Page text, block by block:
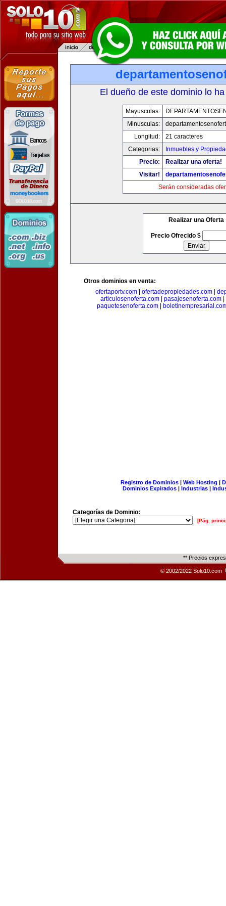
El dueño de este dominio lo
Mayusculas:
Minusculas:
Longitud:
21 caracteres
Categorias:
Inmuebles y
Precio:
Realizar una oferta!
Visitar!
Serán consideradas
Realizar una Oferta
Precio Ofrecido $
Otros dominios en venta:
ofertaportv.com
ofertadepropiedades.com
articulosenoferta.com
pasajesenoferta.com
paquetesenoferta.com|
Registro de Dominios| Web Hosting |
Dominios Expirados | Industrias |
Categorías de Dominio:
[Pág.
** Precios
© 2002/2022 Solo10.com